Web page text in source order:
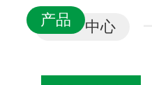
产品 中心